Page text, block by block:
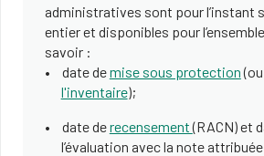
administratives sont pour l’instant
entier et disponibles pour
savoir :
date demise sous protection
l'inventaire);
date derecensement(RACN) et
l’évaluation avec la note attribuée